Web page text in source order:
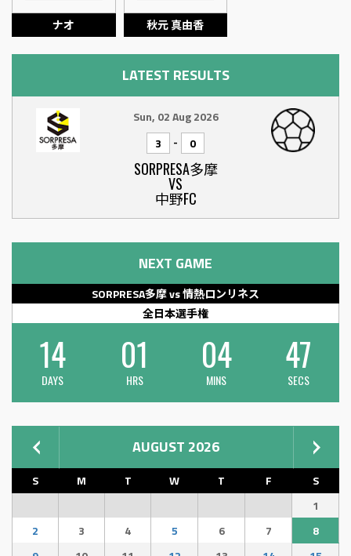
ナオ 秋元 真由香
LATEST RESULTS
Sun, 02 Aug 2026
3
- 0
SORPRESA多摩
VS
中野FC
NEXT GAME
SORPRESA多摩 vs 情熱ロンリネス
全日本選手権
14
DAYS
01
HRS
04
MINS
47
SECS
AUGUST 2026
S M T W T F
S
1
2
3 4 5 6 7
8